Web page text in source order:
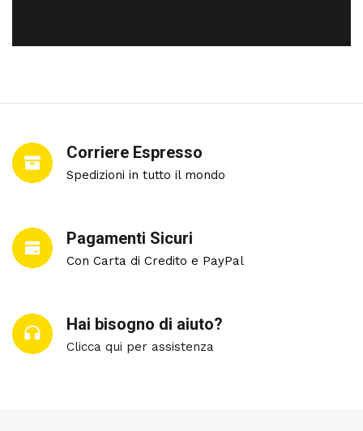
Corriere Espresso
Spedizioni in tutto il mondo
Pagamenti Sicuri
Con Carta di Credito e PayPal
Hai bisogno di aiuto?
Clicca qui per assistenza